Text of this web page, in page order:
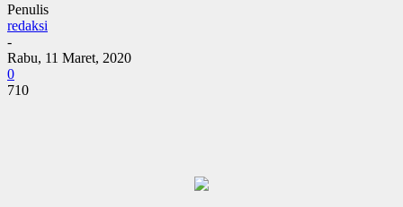
Penulis
redaksi
-
Rabu, 11 Maret, 2020
0
710